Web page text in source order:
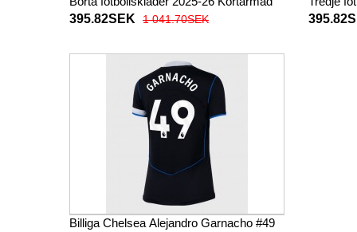
395.82SEK
1 041.70SEK
Billiga Chelsea Alejandro Garnacho #49